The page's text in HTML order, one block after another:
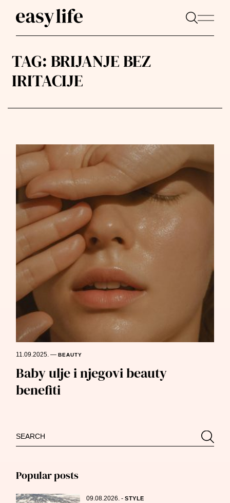
TAG: BRIJANJE BEZ
IRITACIJE
11.09.2025.—BEAUTY
Baby ulje i njegovi beauty
benefiti
Search
for:
Popular posts
09.08.2026.-STYLE